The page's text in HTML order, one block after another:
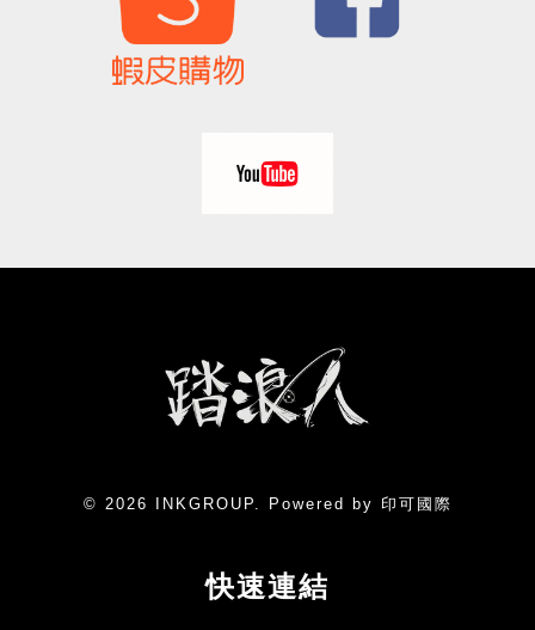
© 2026 INKGROUP. Powered by 印可國際
快速連結